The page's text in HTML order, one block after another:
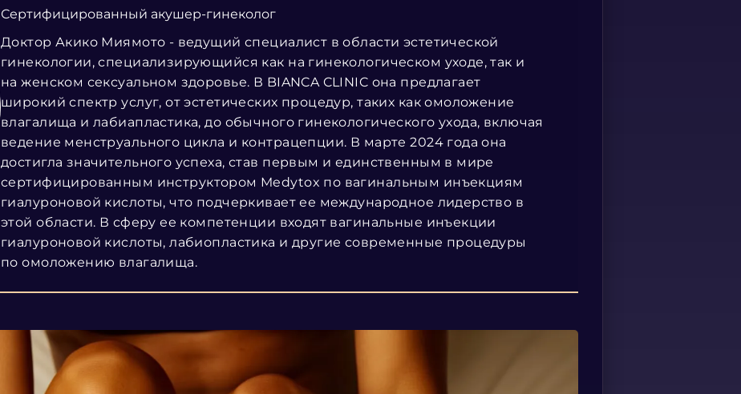
Сертифицированный акушер-гинеколог
Доктор Акико Миямото - ведущий специалист в области эстетической
гинекологии, специализирующийся как на гинекологическом уходе, так и
на женском сексуальном здоровье. В BIANCA CLINIC она предлагает
широкий спектр услуг, от эстетических процедур, таких как омоложение
влагалища и лабиапластика, до обычного гинекологического ухода, включая
ведение менструального цикла и контрацепции. В марте 2024 года она
достигла значительного успеха, став первым и единственным в мире
сертифицированным инструктором Medytox по вагинальным инъекциям
гиалуроновой кислоты, что подчеркивает ее международное лидерство в
этой области. В сферу ее компетенции входят вагинальные инъекции
гиалуроновой кислоты, лабиопластика и другие современные процедуры
по омоложению влагалища.